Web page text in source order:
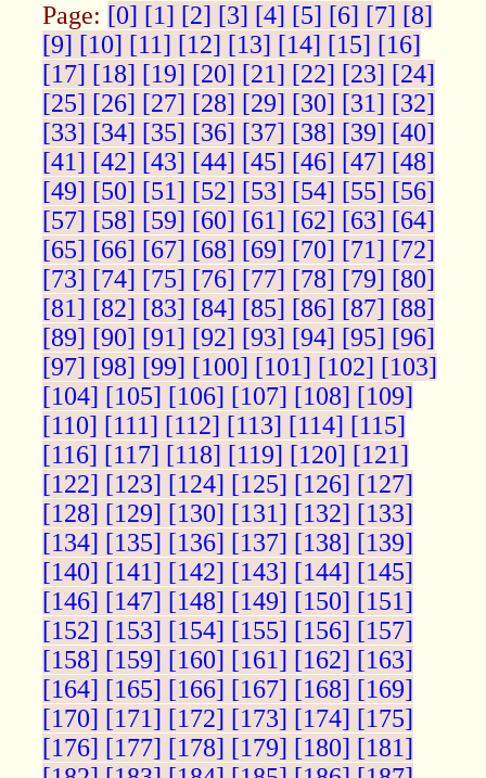
Page: [0] [1] [2] [3] [4] [5] [6] [7] [8]
[9] [10] [11] [12] [13] [14] [15] [16]
[17] [18] [19] [20] [21] [22] [23] [24]
[25] [26] [27] [28] [29] [30] [31] [32]
[33] [34] [35] [36] [37] [38] [39] [40]
[41] [42] [43] [44] [45] [46] [47] [48]
[49] [50] [51] [52] [53] [54] [55] [56]
[57] [58] [59] [60] [61] [62] [63] [64]
[65] [66] [67] [68] [69] [70] [71] [72]
[73] [74] [75] [76] [77] [78] [79] [80]
[81] [82] [83] [84] [85] [86] [87] [88]
[89] [90] [91] [92] [93] [94] [95] [96]
[97] [98] [99] [100] [101] [102] [103]
[104] [105] [106] [107] [108] [109]
[110] [111] [112] [113] [114] [115]
[116] [117] [118] [119] [120] [121]
[122] [123] [124] [125] [126] [127]
[128] [129] [130] [131] [132] [133]
[134] [135] [136] [137] [138] [139]
[140] [141] [142] [143] [144] [145]
[146] [147] [148] [149] [150] [151]
[152] [153] [154] [155] [156] [157]
[158] [159] [160] [161] [162] [163]
[164] [165] [166] [167] [168] [169]
[170] [171] [172] [173] [174] [175]
[176] [177] [178] [179] [180] [181]